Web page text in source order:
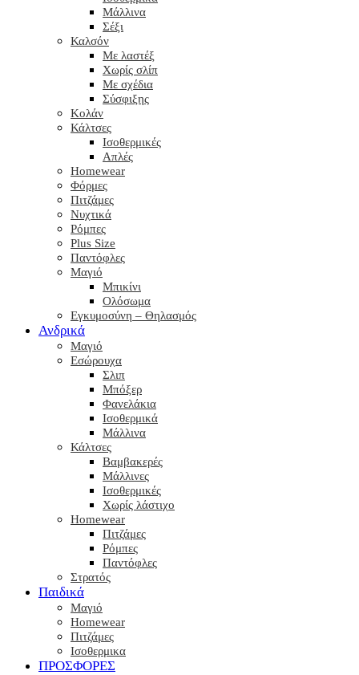
Μάλλινα
Σέξι
Καλσόν
Με λαστέξ
Χωρίς σλίπ
Με σχέδια
Σύσφιξης
Κολάν
Κάλτσες
Ισοθερμικές
Απλές
Homewear
Φόρμες
Πιτζάμες
Νυχτικά
Ρόμπες
Plus Size
Παντόφλες
Μαγιό
Μπικίνι
Ολόσωμα
Εγκυμοσύνη – Θηλασμός
Ανδρικά
Μαγιό
Εσώρουχα
Σλιπ
Μπόξερ
Φανελάκια
Ισοθερμικά
Μάλλινα
Κάλτσες
Βαμβακερές
Μάλλινες
Ισοθερμικές
Χωρίς λάστιχο
Homewear
Πιτζάμες
Ρόμπες
Παντόφλες
Στρατός
Παιδικά
Μαγιό
Homewear
Πιτζάμες
Ισοθερμικα
ΠΡΟΣΦΟΡΕΣ